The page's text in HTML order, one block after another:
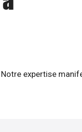
expertise